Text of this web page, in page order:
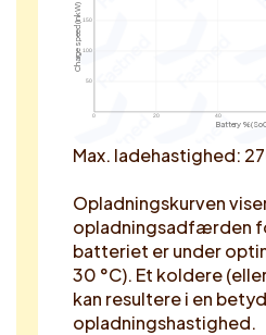
0 20 40
50
100
150
Battery %
Charge speed (in kW)
Max. ladehastighed:
Opladningskurven
opladningsadfærden
batteriet er under
30 °C). Et koldere
kan resultere i en
opladningshastighed.